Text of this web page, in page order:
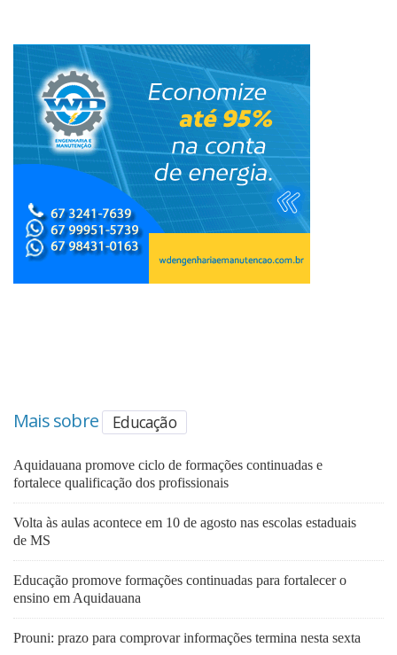
Mais sobre Educação
Aquidauana promove ciclo de formações continuadas e
fortalece qualificação dos profissionais
Volta às aulas acontece em 10 de agosto nas escolas estaduais
de MS
Educação promove formações continuadas para fortalecer o
ensino em Aquidauana
Prouni: prazo para comprovar informações termina nesta sexta